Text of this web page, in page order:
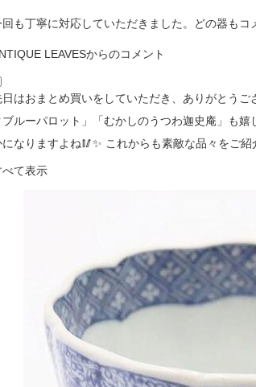
回も丁寧に対応していただきました。どの器もコ
LEAVESからのコメント
日はおまとめ買いをしていただき、ありがとう
ブルーパロット」「むかしのうつわ迦史庵」も
になりますよね🥢✨ これからも素敵な品々をご
べて表示